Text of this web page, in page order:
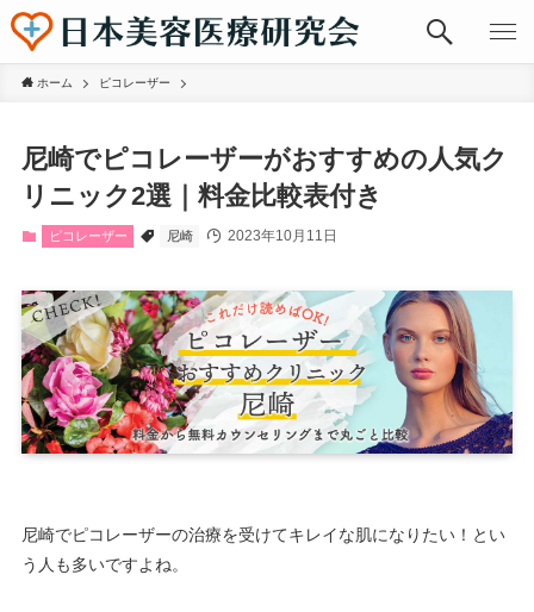
ホーム ピコレーザー
尼崎でピコレーザーがおすすめの人気ク
リニック2選｜料金比較表付き
ピコレーザー 尼崎 2023年10月11日
尼崎でピコレーザーの治療を受けてキレイな肌になりたい！とい
う人も多いですよね。